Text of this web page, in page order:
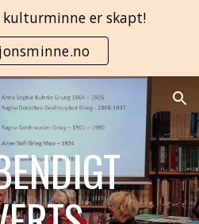
Skip to navigation
er skapt!